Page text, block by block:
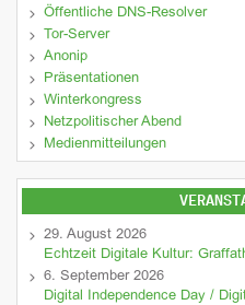
Öffentliche DNS-Resolver
Tor-Server
Anonip
Präsentationen
Winterkongress
Netzpolitischer Abend
Medienmitteilungen
29. August 2026
Echtzeit Digitale Kultur:
6. September 2026
Digital Independence Day /